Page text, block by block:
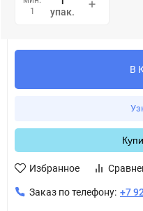
1
упак.
В
Избранное
Заказ по телефону: +7